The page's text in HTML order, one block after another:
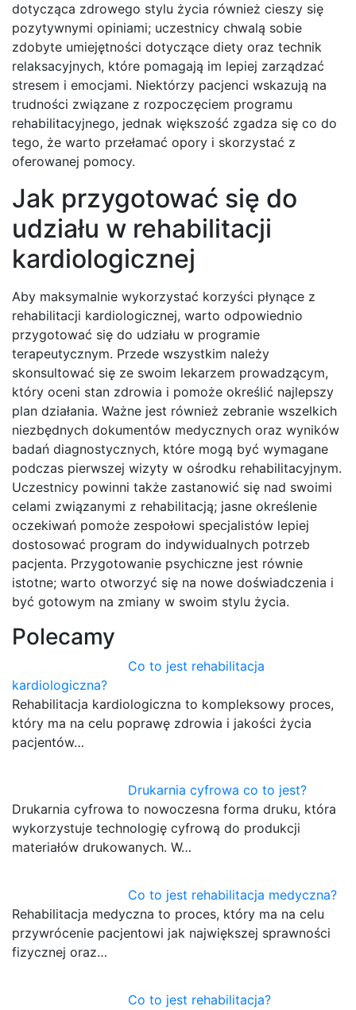
dotycząca zdrowego stylu życia również cieszy się
pozytywnymi opiniami; uczestnicy chwalą sobie
zdobyte umiejętności dotyczące diety oraz technik
relaksacyjnych, które pomagają im lepiej zarządzać
stresem i emocjami. Niektórzy pacjenci wskazują na
trudności związane z rozpoczęciem programu
rehabilitacyjnego, jednak większość zgadza się co do
tego, że warto przełamać opory i skorzystać z
oferowanej pomocy.
Jak przygotować się do
udziału w rehabilitacji
kardiologicznej
Aby maksymalnie wykorzystać korzyści płynące z
rehabilitacji kardiologicznej, warto odpowiednio
przygotować się do udziału w programie
terapeutycznym. Przede wszystkim należy
skonsultować się ze swoim lekarzem prowadzącym,
który oceni stan zdrowia i pomoże określić najlepszy
plan działania. Ważne jest również zebranie wszelkich
niezbędnych dokumentów medycznych oraz wyników
badań diagnostycznych, które mogą być wymagane
podczas pierwszej wizyty w ośrodku rehabilitacyjnym.
Uczestnicy powinni także zastanowić się nad swoimi
celami związanymi z rehabilitacją; jasne określenie
oczekiwań pomoże zespołowi specjalistów lepiej
dostosować program do indywidualnych potrzeb
pacjenta. Przygotowanie psychiczne jest równie
istotne; warto otworzyć się na nowe doświadczenia i
być gotowym na zmiany w swoim stylu życia.
Polecamy
Co to jest rehabilitacja
kardiologiczna?
Rehabilitacja kardiologiczna to kompleksowy proces,
który ma na celu poprawę zdrowia i jakości życia
pacjentów…
Drukarnia cyfrowa co to jest?
Drukarnia cyfrowa to nowoczesna forma druku, która
wykorzystuje technologię cyfrową do produkcji
materiałów drukowanych. W…
Co to jest rehabilitacja medyczna?
Rehabilitacja medyczna to proces, który ma na celu
przywrócenie pacjentowi jak największej sprawności
fizycznej oraz…
Co to jest rehabilitacja?